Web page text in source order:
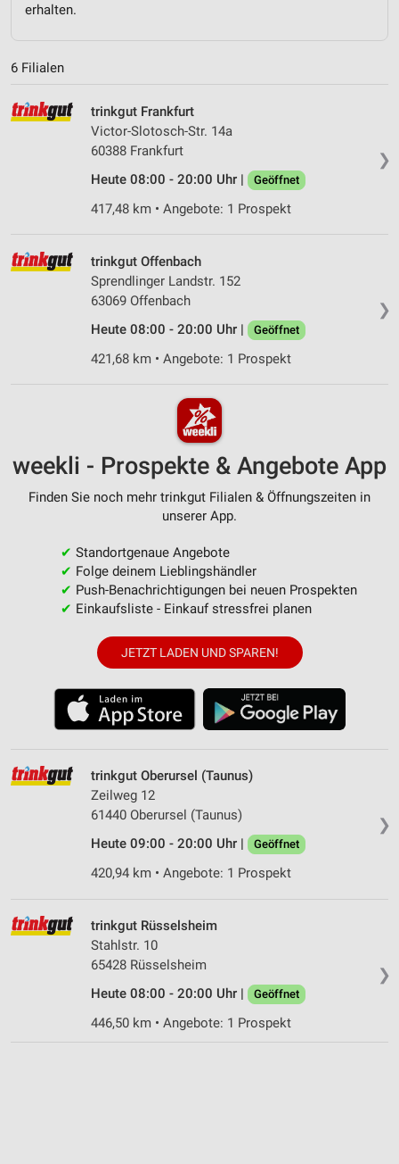
erhalten.
6 Filialen
❯
trinkgut Frankfurt
Victor-Slotosch-Str. 14a
60388 Frankfurt
Heute 08:00 - 20:00 Uhr |
Geöffnet
417,48 km • Angebote: 1 Prospekt
❯
trinkgut Offenbach
Sprendlinger Landstr. 152
63069 Offenbach
Heute 08:00 - 20:00 Uhr |
Geöffnet
421,68 km • Angebote: 1 Prospekt
weekli - Prospekte & Angebote App
Finden Sie noch mehr trinkgut Filialen & Öffnungszeiten in
unserer App.
✔ Standortgenaue Angebote
✔ Folge deinem Lieblingshändler
✔ Push-Benachrichtigungen bei neuen Prospekten
✔ Einkaufsliste - Einkauf stressfrei planen
JETZT LADEN UND SPAREN!
❯
trinkgut Oberursel (Taunus)
Zeilweg 12
61440 Oberursel (Taunus)
Heute 09:00 - 20:00 Uhr |
Geöffnet
420,94 km • Angebote: 1 Prospekt
❯
trinkgut Rüsselsheim
Stahlstr. 10
65428 Rüsselsheim
Heute 08:00 - 20:00 Uhr |
Geöffnet
446,50 km • Angebote: 1 Prospekt